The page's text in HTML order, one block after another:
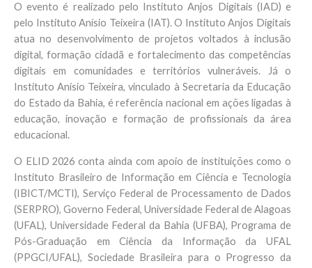
O evento é realizado pelo Instituto Anjos Digitais (IAD) e
pelo Instituto Anísio Teixeira (IAT). O Instituto Anjos Digitais
atua no desenvolvimento de projetos voltados à inclusão
digital, formação cidadã e fortalecimento das competências
digitais em comunidades e territórios vulneráveis. Já o
Instituto Anísio Teixeira, vinculado à Secretaria da Educação
do Estado da Bahia, é referência nacional em ações ligadas à
educação, inovação e formação de profissionais da área
educacional.
O ELID 2026 conta ainda com apoio de instituições como o
Instituto Brasileiro de Informação em Ciência e Tecnologia
(IBICT/MCTI), Serviço Federal de Processamento de Dados
(SERPRO), Governo Federal, Universidade Federal de Alagoas
(UFAL), Universidade Federal da Bahia (UFBA), Programa de
Pós-Graduação em Ciência da Informação da UFAL
(PPGCI/UFAL), Sociedade Brasileira para o Progresso da